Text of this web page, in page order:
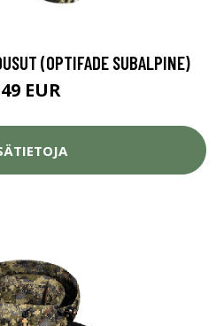
(OPTIFADE SUBALPINE)
EUR